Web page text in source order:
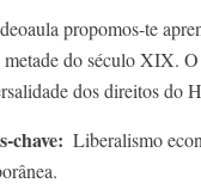
propomos-te
do século XIX.
dos direitos do
chave
Liberalismo